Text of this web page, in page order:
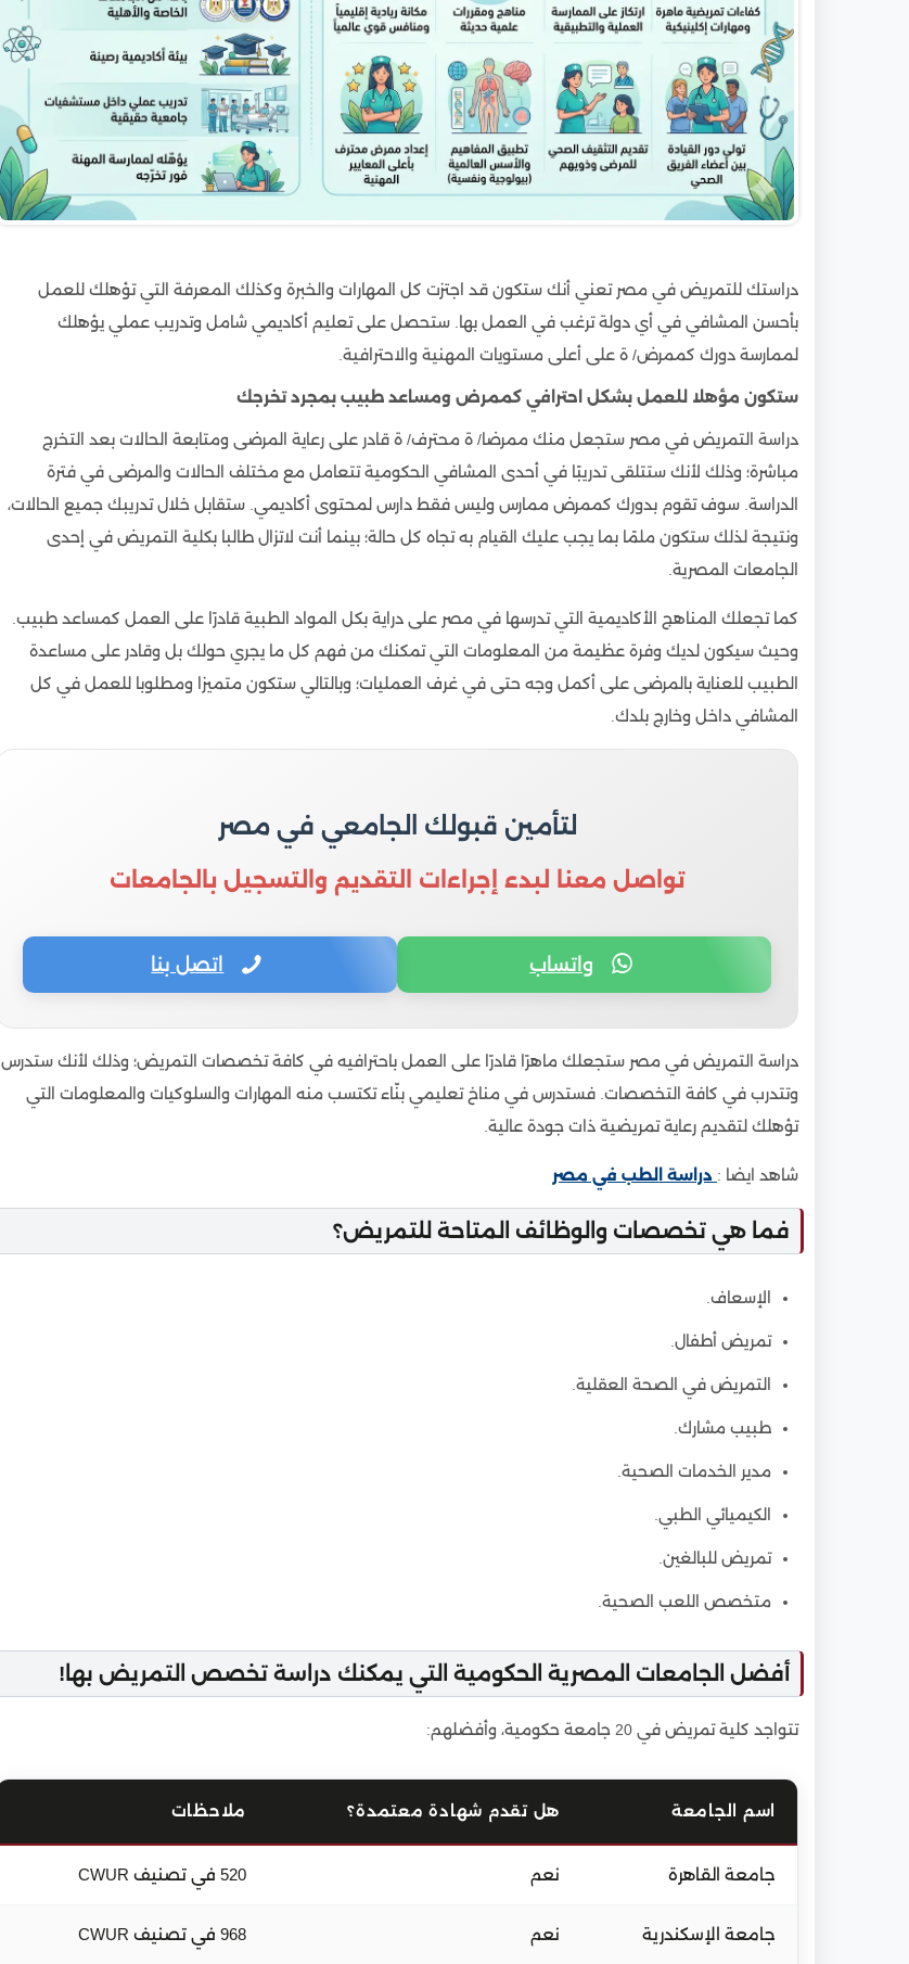
دراستك للتمريض في مصر تعني أنك ستكون قد اجتزت كل المهارات والخبرة وكذلك المعرفة التي تؤهلك للعمل
بأحسن المشافي في أي دولة ترغب في العمل بها. ستحصل على تعليم أكاديمي شامل وتدريب عملي يؤهلك
لممارسة دورك كممرض/ ة على أعلى مستويات المهنية والاحترافية.
ستكون مؤهلا للعمل بشكل احترافي كممرض ومساعد طبيب بمجرد تخرجك
دراسة التمريض في مصر ستجعل منك ممرضا/ ة محترف/ ة قادر على رعاية المرضى ومتابعة الحالات بعد التخرج
مباشرة؛ وذلك لأنك ستتلقى تدريبًا في أحدى المشافي الحكومية تتعامل مع مختلف الحالات والمرضى في فترة
الدراسة. سوف تقوم بدورك كممرض ممارس وليس فقط دارس لمحتوى أكاديمي. ستقابل خلال تدريبك جميع الحالات،
ونتيجة لذلك ستكون ملمًا بما يجب عليك القيام به تجاه كل حالة؛ بينما أنت لاتزال طالبا بكلية التمريض في إحدى
الجامعات المصرية.
كما تجعلك المناهج الأكاديمية التي تدرسها في مصر على دراية بكل المواد الطبية قادرًا على العمل كمساعد طبيب.
وحيث سيكون لديك وفرة عظيمة من المعلومات التي تمكنك من فهم كل ما يجري حولك بل وقادر على مساعدة
الطبيب للعناية بالمرضى على أكمل وجه حتى في غرف العمليات؛ وبالتالي ستكون متميزا ومطلوبا للعمل في كل
المشافي داخل وخارج بلدك.
لتأمين قبولك الجامعي في مصر
تواصل معنا لبدء إجراءات التقديم والتسجيل بالجامعات
واتساب اتصل بنا
دراسة التمريض في مصر ستجعلك ماهرًا قادرًا على العمل باحترافيه في كافة تخصصات التمريض؛ وذلك لأنك ستدرس
وتتدرب في كافة التخصصات. فستدرس في مناخ تعليمي بنّاء تكتسب منه المهارات والسلوكيات والمعلومات التي
تؤهلك لتقديم رعاية تمريضية ذات جودة عالية.
شاهد ايضا : دراسة الطب في مصر
فما هي تخصصات والوظائف المتاحة للتمريض؟
الإسعاف.
تمريض أطفال.
التمريض في الصحة العقلية.
طبيب مشارك.
مدير الخدمات الصحية.
الكيميائي الطبي.
تمريض للبالغين.
متخصص اللعب الصحية.
أفضل الجامعات المصرية الحكومية التي يمكنك دراسة تخصص التمريض بها!
تتواجد كلية تمريض في 20 جامعة حكومية، وأفضلهم:
اسم الجامعة هل تقدم شهادة معتمدة؟ ملاحظات
جامعة القاهرة نعم 520 في تصنيف CWUR
جامعة الإسكندرية نعم 968 في تصنيف CWUR